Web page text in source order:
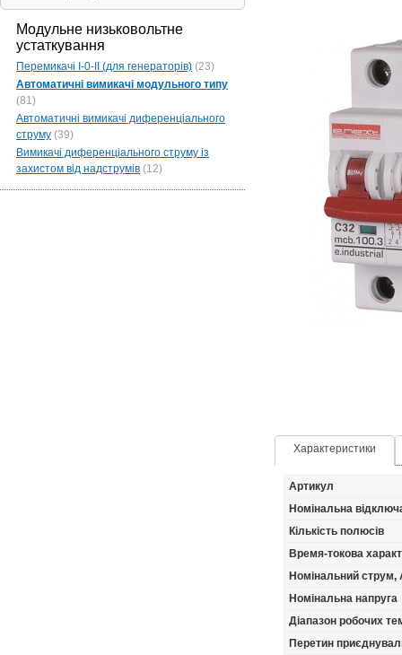
Характеристики
Артикул
Номінальна
Кількість полюсів
Время-токова
Номінальний струм,
Номінальна напруга
Діапазон робочих
Перетин
Модульне низьковольтне
устаткування
Перемикачі I-0-II (для генераторів) (23)
Автоматичні вимикачі модульного типу
(81)
Автоматичні вимикачі диференціального
струму (39)
Вимикачі диференціального струму із
захистом від надструмів (12)